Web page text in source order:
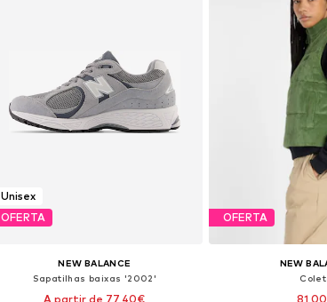
Unisex
OFERTA
NEW BALANCE
Sapatilhas baixas '2002'
A partir de 77,40€
OFERTA
NEW